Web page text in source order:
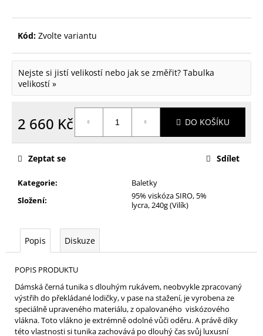
Kód: Zvolte variantu
Nejste si jistí velikostí nebo jak se změřit? Tabulka
velikostí »
2 660 Kč DO KOŠÍKU
Kategorie:
Baletky
Složení:
95% viskóza SIRO, 5%
lycra, 240g (Vilík)
Zeptat se Sdílet
Popis Diskuze
POPIS PRODUKTU
Dámská černá tunika s dlouhým rukávem, neobvykle zpracovaný
výstřih do překládané lodičky, v pase na stažení, je vyrobena ze
speciálně upraveného materiálu, z opalovaného viskózového
vlákna. Toto vlákno je extrémně odolné vůči oděru. A právě díky
této vlastnosti si tunika zachovává po dlouhý čas svůj luxusní
j
e
m
e